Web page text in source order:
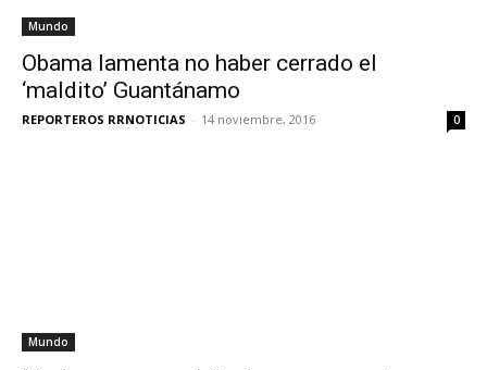
Mundo
Obama lamenta no haber cerrado el
‘maldito’ Guantánamo
REPORTEROS RRNOTICIAS - 14 noviembre, 2016 0
Mundo